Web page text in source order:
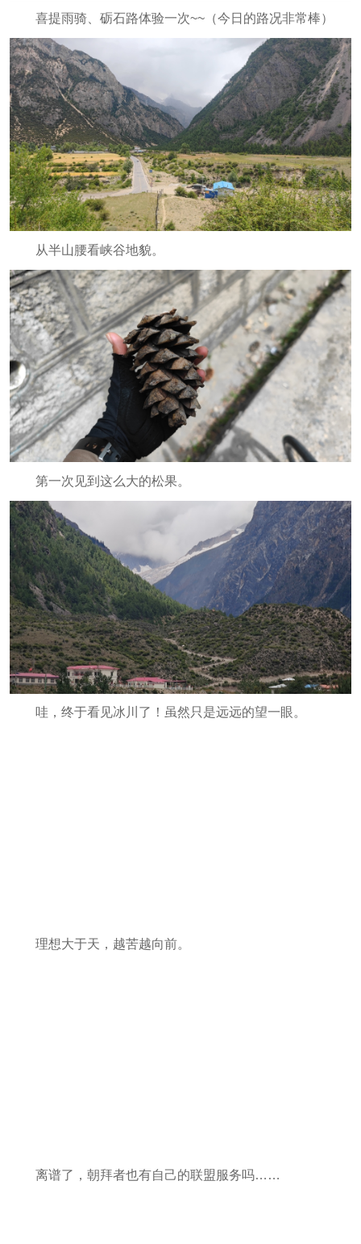
喜提雨骑、砺石路体验一次~~（今日的路况非常棒）
从半山腰看峡谷地貌。
第一次见到这么大的松果。
哇，终于看见冰川了！虽然只是远远的望一眼。
理想大于天，越苦越向前。
离谱了，朝拜者也有自己的联盟服务吗……